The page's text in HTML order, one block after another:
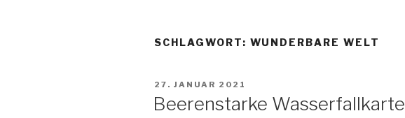
SCHLAGWORT: WUNDERBARE WELT
VERÖFFENTLICHT
27. JANUAR 2021
Beerenstarke Wasserfallkarte